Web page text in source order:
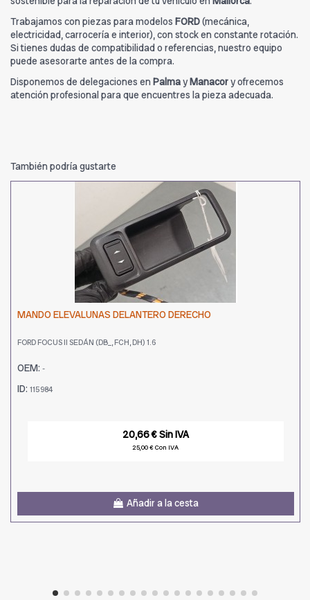
Trabajamos con piezas para modelos FORD(mecánica,
electricidad, carrocería e interior), con stock en constante rotación.
Si tienes dudas de compatibilidad o referencias, nuestro equipo
puede asesorarte antes de la compra.
Disponemos de delegaciones en PalmayManacory ofrecemos
atención profesional para que encuentres la pieza adecuada.
También podría gustarte
MANDO ELEVALUNAS DELANTERO DERECHO
FORD FOCUS II SEDÁN (DB_, FCH, DH) 1.6
OEM: -
ID: 115984
20,66 € Sin IVA
25,00 € Con IVA
Añadir a la cesta